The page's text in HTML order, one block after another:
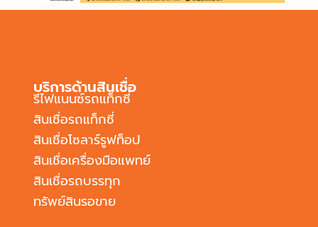
บริการด้านสินเชื่อ
รีไฟแนนซ์รถแท็กซี่
สินเชื่อรถแท็กซี่
สินเชื่อโซลาร์รูฟท็อป
สินเชื่อเครื่องมือแพทย์
สินเชื่อรถบรรทุก
ทรัพย์สินรอขาย